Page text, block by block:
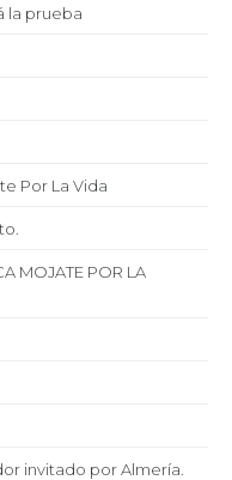
la prueba
Por La Vida
MOJATE POR LA
invitado por Almería.